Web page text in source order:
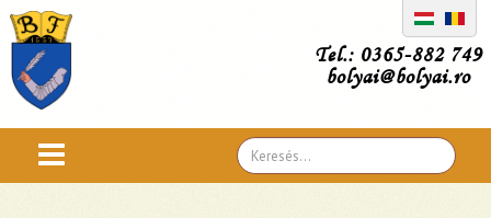
Tel.: 0365-882 749
bolyai@bolyai.ro
Search
...